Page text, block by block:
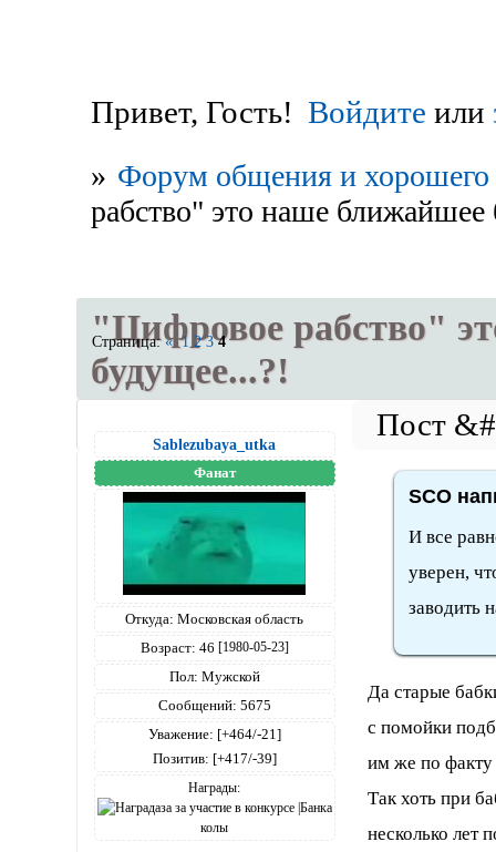
Привет, Гость! Войдите или
» Форум общения и хорошего
рабство" это наше ближайшее
"Цифровое рабство"
будущее...?!
Страница:« 1 2 3 4
Sablezubaya_utka
Фанат
Откуда: Московская область
Возраст: 46 [1980-05-23]
Пол: Мужской
Сообщений: 5675
Уважение: [+464/-21]
Позитив: [+417/-39]
Награды:
SCO
И все
уверен,
заводить
Да старые
с помойки
им же по факту
Так хоть при
несколько лет